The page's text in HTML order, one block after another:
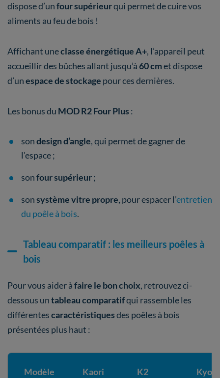
dispose d’unfour supérieurqui permet de cuire vos
aliments au feu de bois !
Affichant uneclasse énergétique A+, l’appareil peut
accueillir des bûches allant jusqu’à 60 cmet dispose
d’unespace de stockage pour ces dernières.
Les bonus du MOD R2 Four Plus :
sondesign d’angle, qui permet de gagner de
l’espace ;
sonfour supérieur;
sonsystème vitre propre, pour espacer l’entretien
du poêle à bois.
Tableau comparatif : les meilleurs poêles à
bois
Pour vous aider àfaire le bon choix, retrouvez ci-
dessous untableau comparatifqui rassemble les
différentescaractéristiquesdes poêles à bois
présentées plus haut :
Modèle Kaori K2 Kyo